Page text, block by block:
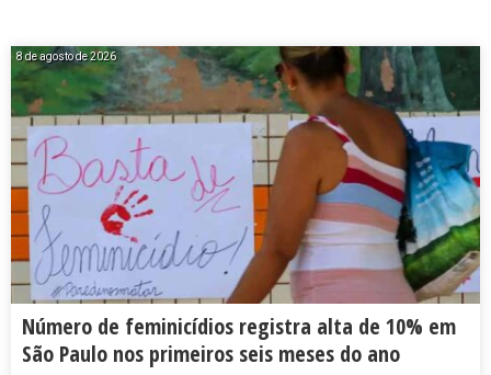
8 de agosto de 2026
Número de feminicídios registra alta de 10% em
São Paulo nos primeiros seis meses do ano